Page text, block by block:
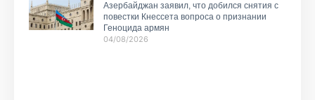
Азербайджан заявил, что добился снятия с
повестки Кнессета вопроса о признании
Геноцида армян
04/08/2026